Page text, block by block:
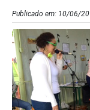
Publicado em: 10/06/